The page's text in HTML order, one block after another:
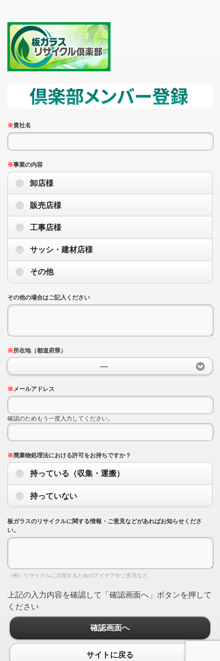
※貴社名
※事業の内容
卸店様
販売店様
工事店様
サッシ・建材店様
その他
その他の場合はご記入ください
※所在地（都道府県）
----
※メールアドレス
確認のためもう一度入力してください。
※廃棄物処理法における許可をお持ちですか？
持っている（収集・運搬）
持っていない
板ガラスのリサイクルに関する情報・ご意見などがあればお知らせくださ
い。
（例）リサイクルに活用するためのアイデアやご意見など
上記の入力内容を確認して「確認画面へ」ボタンを押して
ください
確認画面へ
サイトに戻る